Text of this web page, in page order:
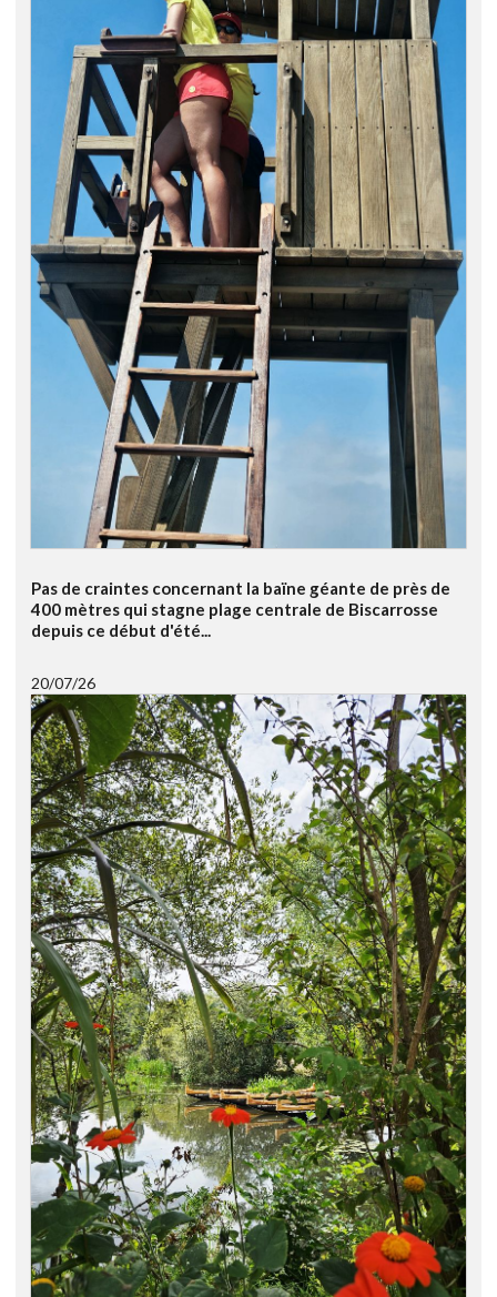
Pas de craintes concernant la baïne géante de près de
400 mètres qui stagne plage centrale de Biscarrosse
depuis ce début d'été...
20/07/26